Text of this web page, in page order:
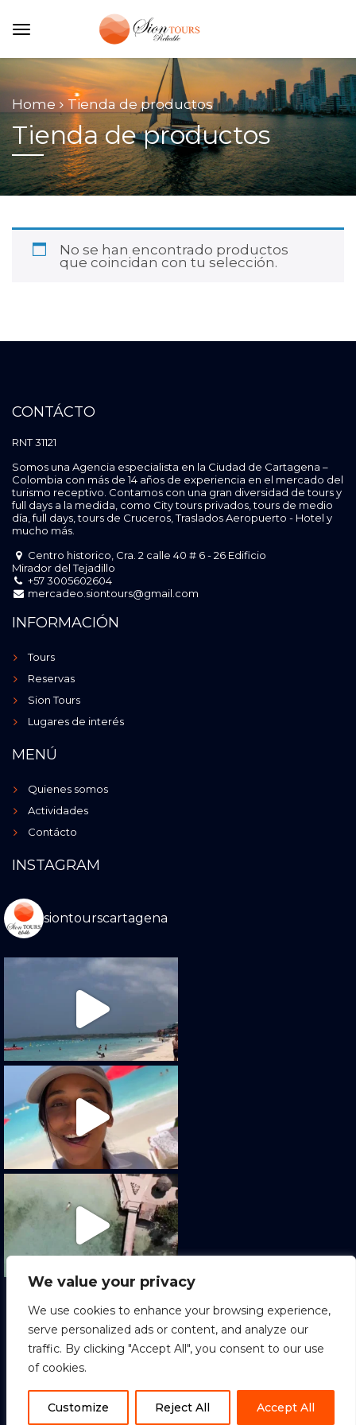
We value your privacy
We use cookies to enhance your browsing experience,
serve personalized ads or content, and analyze our
traffic. By clicking "Accept All", you consent to our use
of cookies.
Customize Reject All Accept All
Home Tienda de productos
Tienda de productos
No se han encontrado productos
que coincidan con tu selección.
CONTÁCTO
RNT 31121
Somos una Agencia especialista en la Ciudad de Cartagena –
Colombia con más de 14 años de experiencia en el mercado del
turismo receptivo. Contamos con una gran diversidad de tours y
full days a la medida, como City tours privados, tours de medio
día, full days, tours de Cruceros, Traslados Aeropuerto - Hotel y
mucho más.
Centro historico, Cra. 2 calle 40 # 6 - 26 Edificio
Mirador del Tejadillo
+57 3005602604
mercadeo.siontours@gmail.com
INFORMACIÓN
Tours
Reservas
Sion Tours
Lugares de interés
MENÚ
Quienes somos
Actividades
Contácto
INSTAGRAM
siontourscartagena
Cargar más Seguir en Instagram
Terminos y condiciones
|
ES
¡¡Hola!! ¿En que puedo asesorarte?